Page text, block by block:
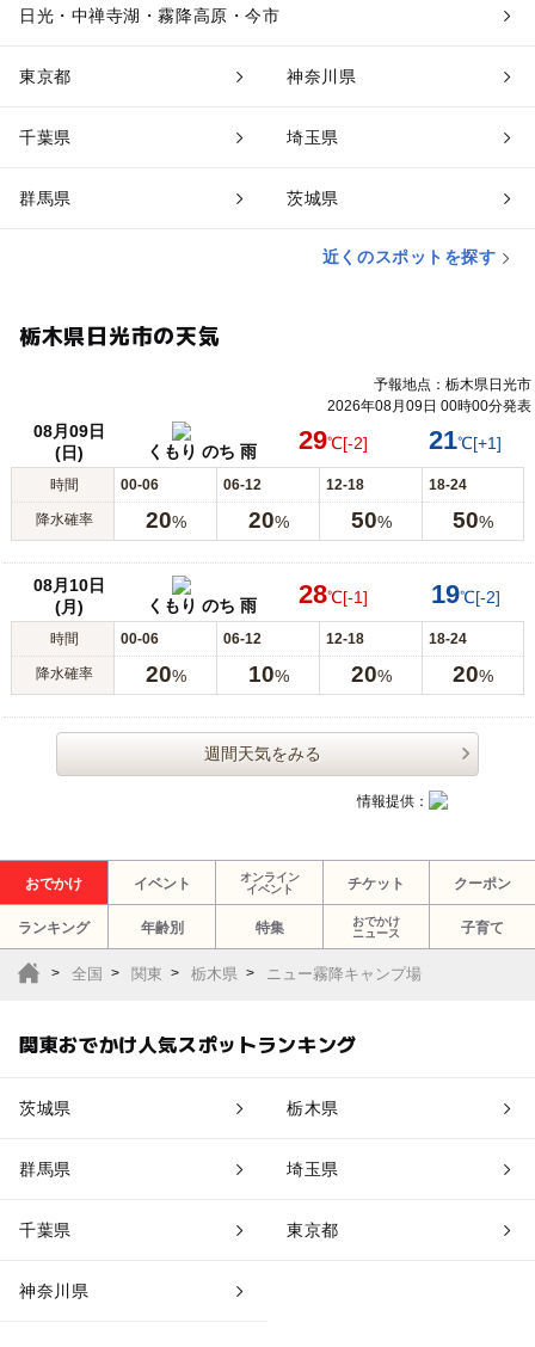
日光・中禅寺湖・霧降高原・今市
東京都 神奈川県
千葉県 埼玉県
群馬県 茨城県
近くのスポットを探す
栃木県日光市の天気
予報地点：栃木県日光市
2026年08月09日 00時00分発表
08月09日
(日)
くもり のち 雨 29℃[-2] 21℃[+1]
時間 00-06 06-12 12-18 18-24
降水確率 20% 20% 50% 50%
08月10日
(月)
くもり のち 雨 28℃[-1] 19℃[-2]
時間 00-06 06-12 12-18 18-24
降水確率 20% 10% 20% 20%
週間天気をみる
情報提供：
おでかけ イベント
オンライン
イベント
チケット クーポン
ランキング 年齢別 特集
おでかけ
ニュース
子育て
全国 関東 栃木県 ニュー霧降キャンプ場
関東おでかけ人気スポットランキング
茨城県 栃木県
群馬県 埼玉県
千葉県 東京都
神奈川県